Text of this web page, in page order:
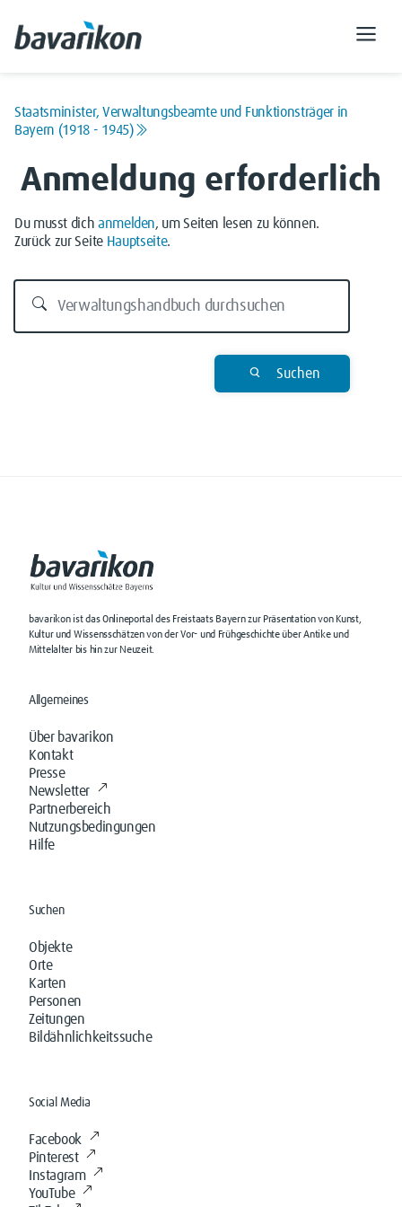
Staatsminister, Verwaltungsbeamte und Funktionsträger in
Bayern (1918 - 1945)
Anmeldung erforderlich
Du musst dich anmelden, um Seiten lesen zu können.
Zurück zur Seite Hauptseite.
Suchen
bavarikon ist das Onlineportal des Freistaats Bayern zur Präsentation von Kunst,
Kultur und Wissensschätzen von der Vor- und Frühgeschichte über Antike und
Mittelalter bis hin zur Neuzeit.
Allgemeines
Über bavarikon
Kontakt
Presse
Newsletter
Partnerbereich
Nutzungsbedingungen
Hilfe
Suchen
Objekte
Orte
Karten
Personen
Zeitungen
Bildähnlichkeitssuche
Social Media
Facebook
Pinterest
Instagram
YouTube